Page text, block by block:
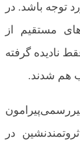
توجه باشد. در
مستقیم از
نادیده گرفته
هم شدند.
در